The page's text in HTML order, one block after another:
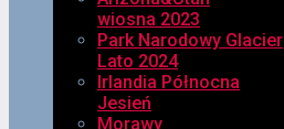
wiosna 2023
Park Narodowy Glacier
Lato 2024
Irlandia Północna
Jesień
Morawy